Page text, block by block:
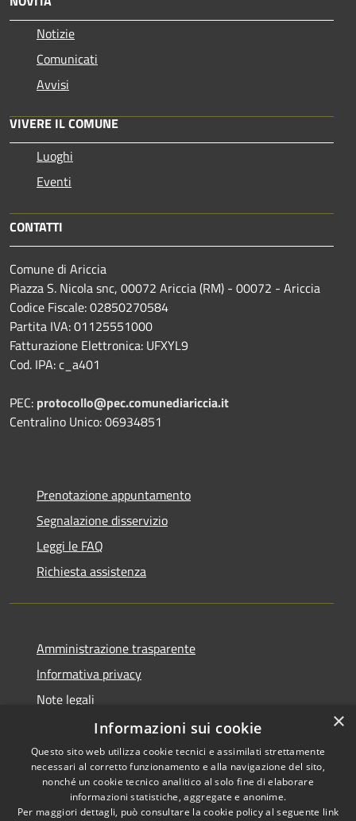
Notizie
Comunicati
Avvisi
VIVERE IL COMUNE
Luoghi
Eventi
CONTATTI
Comune di Ariccia
Piazza S. Nicola snc, 00072 Ariccia (RM) - 00072 - Ariccia
Codice Fiscale: 02850270584
Partita IVA: 01125551000
Fatturazione Elettronica: UFXYL9
Cod. IPA: c_a401
PEC: protocollo@pec.comunediariccia.it
Centralino Unico: 06934851
Prenotazione appuntamento
Segnalazione disservizio
Leggi le FAQ
Richiesta assistenza
Amministrazione trasparente
Informativa privacy
Note legali
Dichiarazione di accessibilità
RSS
Copyright © 2026 • Comune di
×
Informazioni sui cookie
Questo sito web utilizza cookie tecnici e assimilati strettamente
necessari al corretto funzionamento e alla navigazione del sito,
nonché un cookie tecnico analitico al solo fine di elaborare
informazioni statistiche, aggregate e anonime.
Per maggiori dettagli, può consultare la cookie policy al seguente link